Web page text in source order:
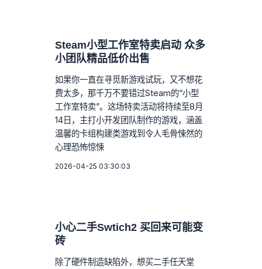
Steam小型工作室特卖启动 众多
小团队精品低价出售
如果你一直在寻觅新游戏试玩，又不想花
费太多，那千万不要错过Steam的“小型
工作室特卖”。这场特卖活动将持续至8月
14日，主打小开发团队制作的游戏，涵盖
温馨的卡组构建类游戏到令人毛骨悚然的
心理恐怖惊悚
2026-04-25 03:30:03
小心二手Swtich2 买回来可能变
砖
除了硬件制造缺陷外，想买二手任天堂